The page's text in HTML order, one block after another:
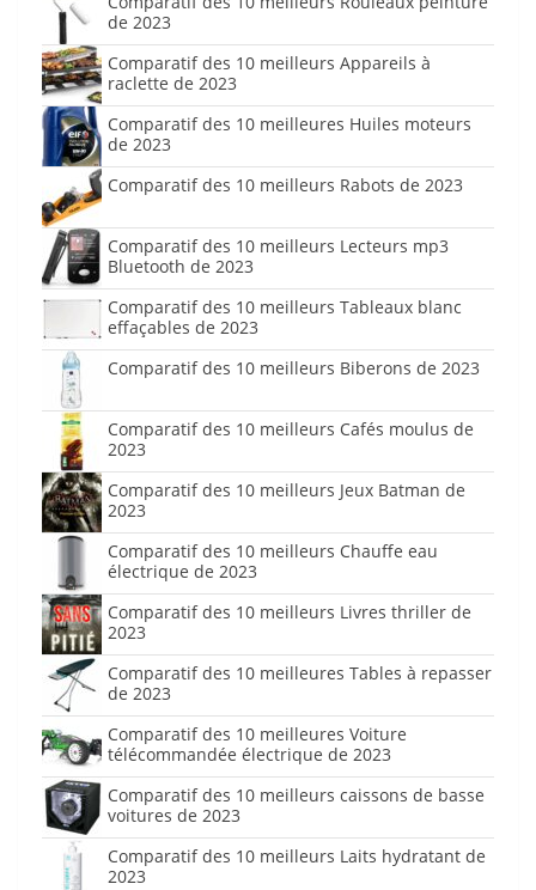
de 2023
Comparatif des 10 meilleurs Appareils à
raclette de 2023
Comparatif des 10 meilleures Huiles moteurs
de 2023
Comparatif des 10 meilleurs Rabots de 2023
Comparatif des 10 meilleurs Lecteurs mp3
Bluetooth de 2023
Comparatif des 10 meilleurs Tableaux blanc
effaçables de 2023
Comparatif des 10 meilleurs Biberons de 2023
Comparatif des 10 meilleurs Cafés moulus de
2023
Comparatif des 10 meilleurs Jeux Batman de
2023
Comparatif des 10 meilleurs Chauffe eau
électrique de 2023
Comparatif des 10 meilleurs Livres thriller de
2023
Comparatif des 10 meilleures Tables à repasser
de 2023
Comparatif des 10 meilleures Voiture
télécommandée électrique de 2023
Comparatif des 10 meilleurs caissons de basse
voitures de 2023
Comparatif des 10 meilleurs Laits hydratant de
2023